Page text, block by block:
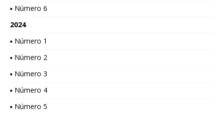
▪ Número 6
2024
▪ Número 1
▪ Número 2
▪ Número 3
▪ Número 4
▪ Número 5